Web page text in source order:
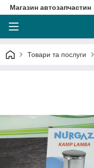
Магазин автозапчастин
Товари та послуги